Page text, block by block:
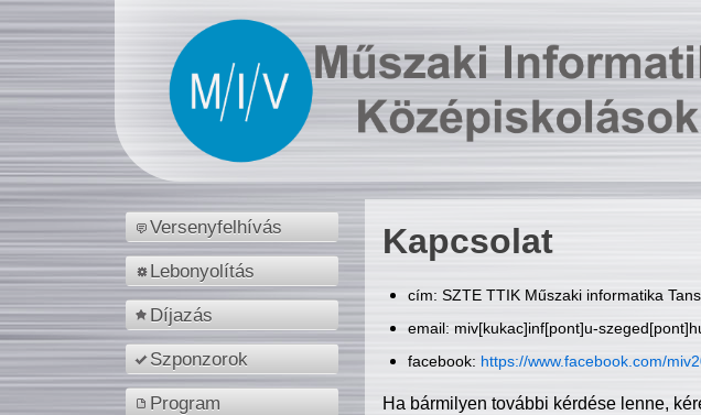
Versenyfelhívás
Lebonyolítás
Díjazás
Szponzorok
Program
Kapcsolat
cím: SZTE TTIK Műszaki informatika
email: miv[kukac]inf[pont]u-
facebook: https://www.facebook.com/
Ha bármilyen további kérdése lenne,